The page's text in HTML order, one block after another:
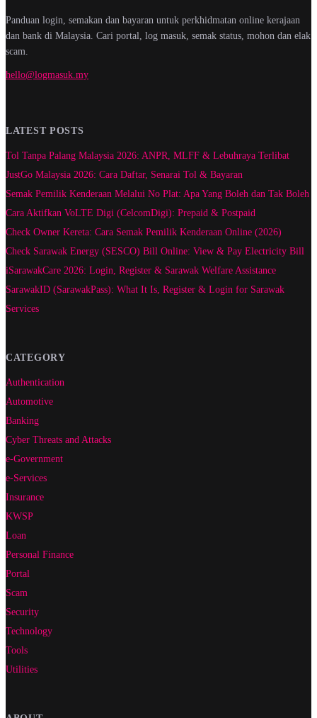
Panduan login, semakan dan bayaran untuk perkhidmatan online kerajaan
dan bank di Malaysia. Cari portal, log masuk, semak status, mohon dan elak
scam.
hello@logmasuk.my
LATEST POSTS
Tol Tanpa Palang Malaysia 2026: ANPR, MLFF & Lebuhraya Terlibat
JustGo Malaysia 2026: Cara Daftar, Senarai Tol & Bayaran
Semak Pemilik Kenderaan Melalui No Plat: Apa Yang Boleh dan Tak Boleh
Cara Aktifkan VoLTE Digi (CelcomDigi): Prepaid & Postpaid
Check Owner Kereta: Cara Semak Pemilik Kenderaan Online (2026)
Check Sarawak Energy (SESCO) Bill Online: View & Pay Electricity Bill
iSarawakCare 2026: Login, Register & Sarawak Welfare Assistance
SarawakID (SarawakPass): What It Is, Register & Login for Sarawak
Services
CATEGORY
Authentication
Automotive
Banking
Cyber Threats and Attacks
e-Government
e-Services
Insurance
KWSP
Loan
Personal Finance
Portal
Scam
Security
Technology
Tools
Utilities